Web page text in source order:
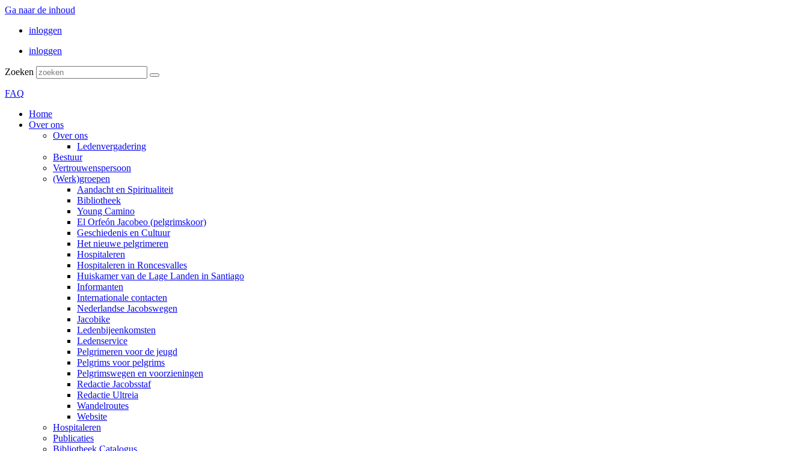
Ga naar de inhoud
inloggen
inloggen
Zoeken
FAQ
Home
Over ons
Over ons
Ledenvergadering
Bestuur
Vertrouwenspersoon
(Werk)groepen
Aandacht en Spiritualiteit
Bibliotheek
Young Camino
El Orfeón Jacobeo (pelgrimskoor)
Geschiedenis en Cultuur
Het nieuwe pelgrimeren
Hospitaleren
Hospitaleren in Roncesvalles
Huiskamer van de Lage Landen in Santiago
Informanten
Internationale contacten
Nederlandse Jacobswegen
Jacobike
Ledenbijeenkomsten
Ledenservice
Pelgrimeren voor de jeugd
Pelgrims voor pelgrims
Pelgrimswegen en voorzieningen
Redactie Jacobsstaf
Redactie Ultreia
Wandelroutes
Website
Hospitaleren
Publicaties
Bibliotheek Catalogus